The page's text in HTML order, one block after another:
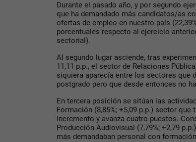
Durante el pasado año, y por segundo
que ha demandado más candidatos/as
ofertas de empleo en nuestro país
porcentuales respecto al ejercicio
sectorial).
Al segundo lugar asciende, tras
11,11 p.p., el sector de Relaciones
siquiera aparecía entre los sectores que
postgrado pero que desde entonces no
En tercera posición se sitúan las
Formación (8,85%; +5,09 p.p.) sector
incremento y avanza cuatro puestos.
Producción Audiovisual (7,79%; +2,79
más demandaban personal con